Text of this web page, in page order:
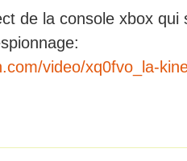
de la console xbox
video/xq0fvo_la-